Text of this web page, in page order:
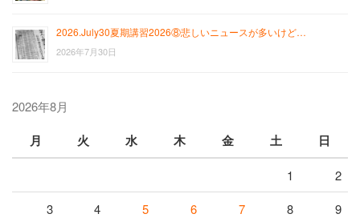
2026.July30夏期講習2026⑧悲しいニュースが多いけど…
2026年7月30日
2026年8月
月 火 水 木 金 土 日
1
2
3
4 5 6 7 8
9